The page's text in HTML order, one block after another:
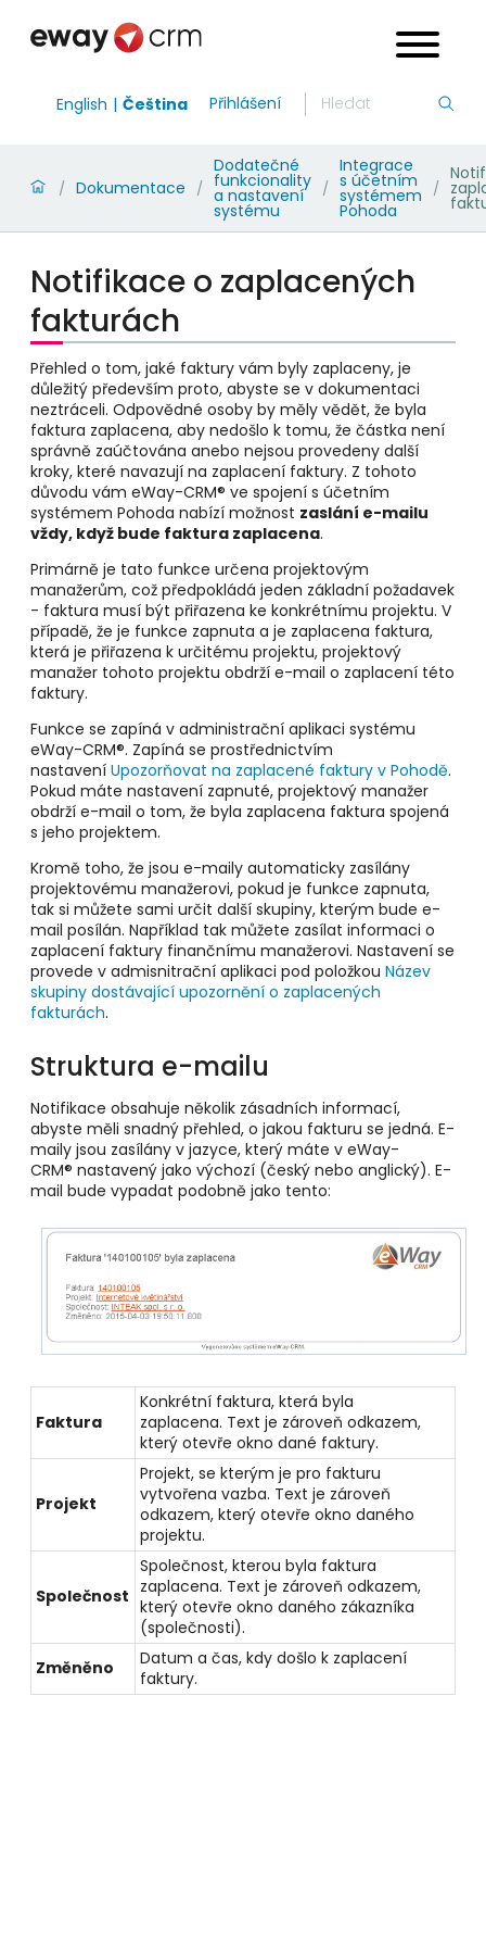
English Čeština Přihlášení
/ Dokumentace /
Dodatečné
funkcionality
a nastavení
systému
/
Integrace
s účetním
systémem
Pohoda
/
Notifikace o zaplacených
fakturách
Přehled o tom, jaké faktury vám byly zaplaceny, je
důležitý především proto, abyste se v dokumentaci
neztráceli. Odpovědné osoby by měly vědět, že byla
faktura zaplacena, aby nedošlo k tomu, že částka není
správně zaúčtována anebo nejsou provedeny další
kroky, které navazují na zaplacení faktury. Z tohoto
důvodu vám eWay-CRM® ve spojení s účetním
systémem Pohoda nabízí možnost zaslání e-mailu
vždy, když bude faktura zaplacena.
Primárně je tato funkce určena projektovým
manažerům, což předpokládá jeden základní požadavek
- faktura musí být přiřazena ke konkrétnímu projektu. V
případě, že je funkce zapnuta a je zaplacena faktura,
která je přiřazena k určitému projektu, projektový
manažer tohoto projektu obdrží e-mail o zaplacení této
faktury.
Funkce se zapíná v administrační aplikaci systému
eWay-CRM®. Zapíná se prostřednictvím
nastavení Upozorňovat na zaplacené faktury v Pohodě.
Pokud máte nastavení zapnuté, projektový manažer
obdrží e-mail o tom, že byla zaplacena faktura spojená
s jeho projektem.
Kromě toho, že jsou e-maily automaticky zasílány
projektovému manažerovi, pokud je funkce zapnuta,
tak si můžete sami určit další skupiny, kterým bude e-
mail posílán. Například tak můžete zasílat informaci o
zaplacení faktury finančnímu manažerovi. Nastavení se
provede v admisnitrační aplikaci pod položkou Název
skupiny dostávající upozornění o zaplacených
fakturách.
Struktura e-mailu
Notifikace obsahuje několik zásadních informací,
abyste měli snadný přehled, o jakou fakturu se jedná. E-
maily jsou zasílány v jazyce, který máte v eWay-
CRM® nastavený jako výchozí (český nebo anglický). E-
mail bude vypadat podobně jako tento:
Faktura
Konkrétní faktura, která byla
zaplacena. Text je zároveň odkazem,
který otevře okno dané faktury.
Projekt
Projekt, se kterým je pro fakturu
vytvořena vazba. Text je zároveň
odkazem, který otevře okno daného
projektu.
Společnost
Společnost, kterou byla faktura
zaplacena. Text je zároveň odkazem,
který otevře okno daného zákazníka
(společnosti).
Změněno
Datum a čas, kdy došlo k zaplacení
faktury.